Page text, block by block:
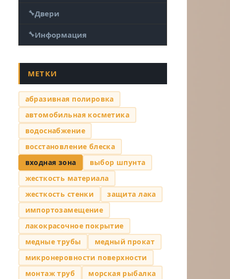
Двери
Информация
МЕТКИ
абразивная полировка
автомобильная косметика
водоснабжение
восстановление блеска
входная зона
выбор шпунта
жесткость материала
жесткость стенки
защита лака
импортозамещение
лакокрасочное покрытие
медные трубы
медный прокат
микронеровности поверхности
монтаж труб
морская рыбалка